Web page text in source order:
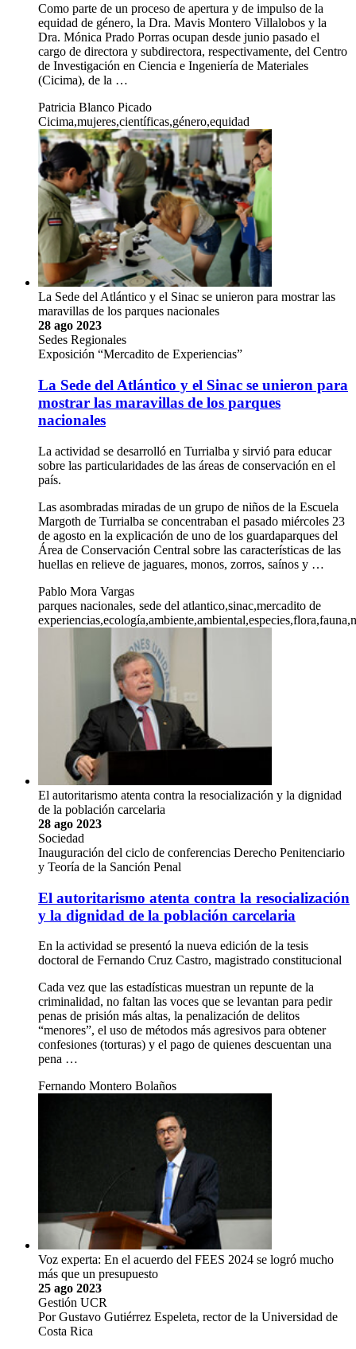
Como parte de un proceso de apertura y de impulso de la
equidad de género, la Dra. Mavis Montero Villalobos y la
Dra. Mónica Prado Porras ocupan desde junio pasado el
cargo de directora y subdirectora, respectivamente, del Centro
de Investigación en Ciencia e Ingeniería de Materiales
(Cicima), de la …
Patricia Blanco Picado
Cicima,mujeres,científicas,género,equidad
La Sede del Atlántico y el Sinac se unieron para mostrar las
maravillas de los parques nacionales
28 ago 2023
Sedes Regionales
Exposición “Mercadito de Experiencias”
La Sede del Atlántico y el Sinac se unieron para
mostrar las maravillas de los parques
nacionales
La actividad se desarrolló en Turrialba y sirvió para educar
sobre las particularidades de las áreas de conservación en el
país.
Las asombradas miradas de un grupo de niños de la Escuela
Margoth de Turrialba se concentraban el pasado miércoles 23
de agosto en la explicación de uno de los guardaparques del
Área de Conservación Central sobre las características de las
huellas en relieve de jaguares, monos, zorros, saínos y …
Pablo Mora Vargas
parques nacionales, sede del atlantico,sinac,mercadito de
El autoritarismo atenta contra la resocialización y la dignidad
de la población carcelaria
28 ago 2023
Sociedad
Inauguración del ciclo de conferencias Derecho Penitenciario
y Teoría de la Sanción Penal
El autoritarismo atenta contra la resocialización
y la dignidad de la población carcelaria
En la actividad se presentó la nueva edición de la tesis
doctoral de Fernando Cruz Castro, magistrado constitucional
Cada vez que las estadísticas muestran un repunte de la
criminalidad, no faltan las voces que se levantan para pedir
penas de prisión más altas, la penalización de delitos
“menores”, el uso de métodos más agresivos para obtener
confesiones (torturas) y el pago de quienes descuentan una
pena …
Fernando Montero Bolaños
Voz experta: En el acuerdo del FEES 2024 se logró mucho
más que un presupuesto
25 ago 2023
Gestión UCR
Por Gustavo Gutiérrez Espeleta, rector de la Universidad de
Costa Rica